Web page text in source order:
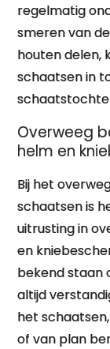
regelmatig
smeren van
houten delen,
schaatsen in
Overweeg
helm en
Bij het
schaatsen is
uitrusting in
en
bekend staan
altijd
het
of van plan